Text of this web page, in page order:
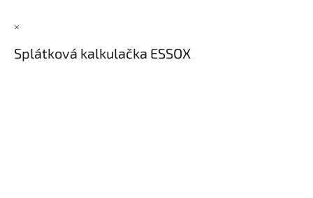
×
Splátková kalkulačka ESSOX